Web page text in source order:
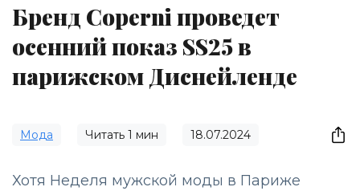
Бренд Coperni проведет
осенний показ SS25 в
парижском Диснейленде
Мода Читать 1 мин 18.07.2024
Хотя Неделя мужской моды в Париже